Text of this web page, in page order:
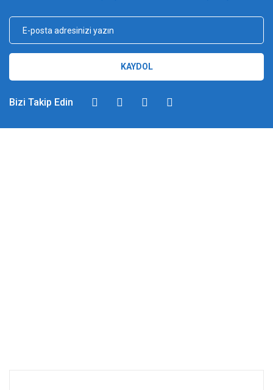
KAYDOL
Bizi Takip Edin